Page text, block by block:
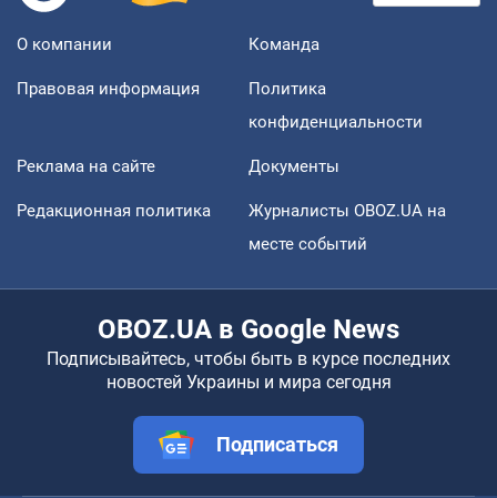
О компании Команда
Правовая информация
Политика
конфиденциальности
Реклама на сайте Документы
Редакционная политика
Журналисты OBOZ.UA на
месте событий
OBOZ.UA в Google News
Подписывайтесь, чтобы быть в курсе последних
новостей Украины и мира сегодня
Подписаться